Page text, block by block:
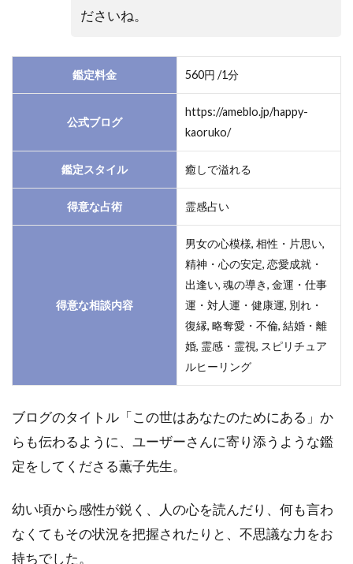
ださいね。
鑑定料金 560円 /1分
公式ブログ
https://ameblo.jp/happy-
kaoruko/
鑑定スタイル 癒しで溢れる
得意な占術 霊感占い
得意な相談内容
男女の心模様, 相性・片思い,
精神・心の安定, 恋愛成就・
出逢い, 魂の導き, 金運・仕事
運・対人運・健康運, 別れ・
復縁, 略奪愛・不倫, 結婚・離
婚, 霊感・霊視, スピリチュア
ルヒーリング
ブログのタイトル「この世はあなたのためにある」か
らも伝わるように、ユーザーさんに寄り添うような鑑
定をしてくださる薫子先生。
幼い頃から感性が鋭く、人の心を読んだり、何も言わ
なくてもその状況を把握されたりと、不思議な力をお
持ちでした。